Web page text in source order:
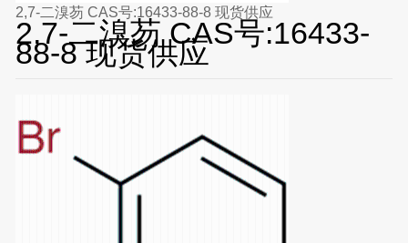
2,7-二溴芴 CAS号:16433-88-8 现货供应
2,7-二溴芴 CAS号:16433-
88-8 现货供应